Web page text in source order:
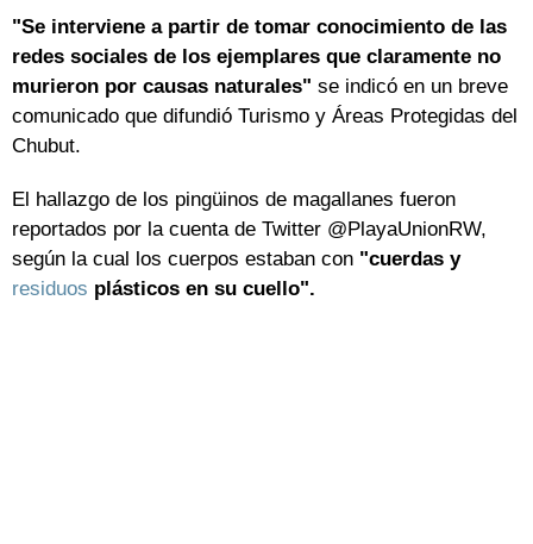
"Se interviene a partir de tomar conocimiento de las
redes sociales de los ejemplares que claramente no
murieron por causas naturales" se indicó en un breve
comunicado que difundió Turismo y Áreas Protegidas del
Chubut.
El hallazgo de los pingüinos de magallanes fueron
reportados por la cuenta de Twitter @PlayaUnionRW,
según la cual los cuerpos estaban con "cuerdas y
residuos plásticos en su cuello".